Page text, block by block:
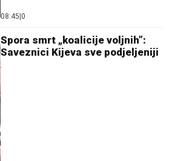
08:45 0
Spora smrt „koalicije voljnih”:
Saveznici Kijeva sve podjeljeniji